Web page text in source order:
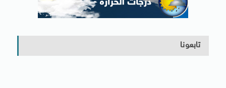
تابعونا